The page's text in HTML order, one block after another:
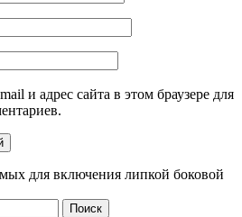
и адрес сайта в этом браузере для
для включения липкой боковой